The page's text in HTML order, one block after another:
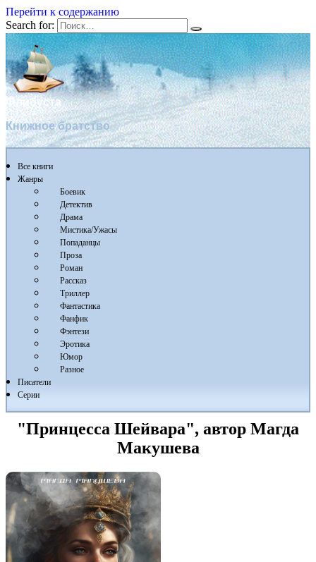
Перейти к содержанию
Search for:
Флибуста
Книжное братство
Все книги
Жанры
Боевик
Детектив
Драма
Мистика/Ужасы
Попаданцы
Проза
Роман
Рассказ
Триллер
Фантастика
Фанфик
Фэнтези
Эротика
Юмор
Разное
Писатели
Серии
"Принцесса Шейвара", автор Магда
Макушева